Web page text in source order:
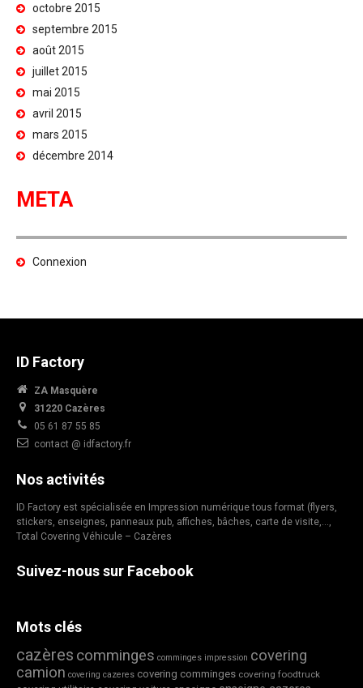
octobre 2015
septembre 2015
août 2015
juillet 2015
mai 2015
avril 2015
mars 2015
décembre 2014
META
Connexion
ID Factory
ZA Masquère
31220 Cazères
05 61 87 55 85
contact @ idfactory.fr
Nos activités
ID Factory est spécialisée en Impression numérique tous format (flyers,
stickers, enseignes, panneaux pub, affiches, bâches, carte de visite,…,
Total Covering Véhicule – Cazères
Suivez-nous sur Facebook
Mots clés
cazères comminges comminges impression covering
camion covering cazeres covering comminges covering foodtruck